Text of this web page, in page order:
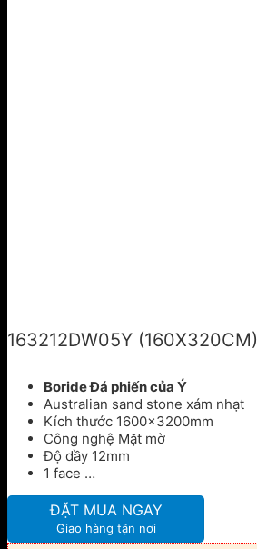
163212DW05Y (160X320CM)
Boride Đá phiến của Ý
Australian sand stone xám nhạt
Kích thước 1600x3200mm
Công nghệ Mặt mờ
Độ dầy 12mm
1 face …
ĐẶT MUA NGAY
Giao hàng tận nơi